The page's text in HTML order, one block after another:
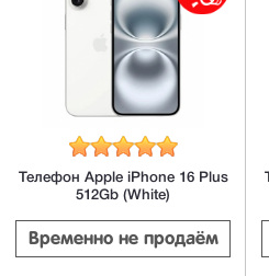
Телефон Apple iPhone 16 Plus
512Gb (White)
Временно не продаём